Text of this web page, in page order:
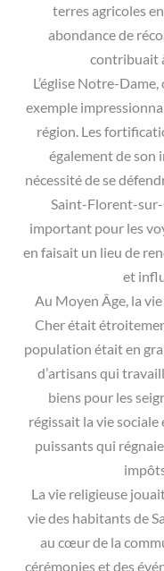
terres agricoles
abondance de
contribuait
L’église Notre-
exemple
région. Les
également de son
nécessité de se
Saint-Florent-
important pour les
en faisait un lieu de
et
Au Moyen Âge, la
Cher était
population était en
d’artisans qui
biens pour les
régissait la vie sociale
puissants qui
La vie religieuse
vie des habitants de
au cœur de la
cérémonies et des